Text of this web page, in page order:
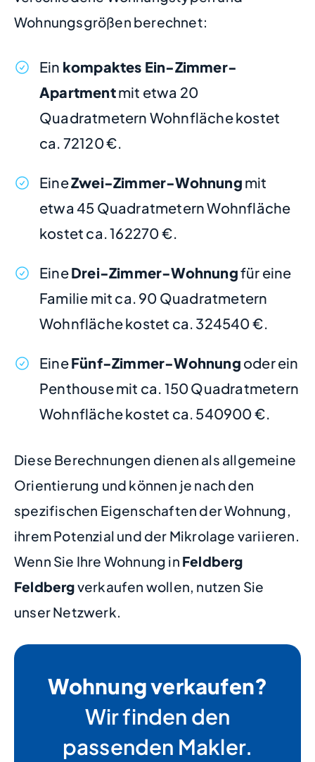
Wohnungsgrößen berechnet:
Ein kompaktes Ein-Zimmer-
Apartmentmit etwa 20
Quadratmetern Wohnfläche kostet
ca. 72120 €.
EineZwei-Zimmer-Wohnung mit
etwa 45 Quadratmetern Wohnfläche
kostet ca. 162270 €.
EineDrei-Zimmer-Wohnungfür eine
Familie mit ca. 90 Quadratmetern
Wohnfläche kostet ca. 324540 €.
EineFünf-Zimmer-Wohnung oder ein
Penthouse mit ca. 150 Quadratmetern
Wohnfläche kostet ca. 540900 €.
Diese Berechnungen dienen als allgemeine
Orientierung und können je nach den
spezifischen Eigenschaften der Wohnung,
ihrem Potenzial und der Mikrolage variieren.
Wenn Sie Ihre Wohnung in Feldberg
Feldbergverkaufen wollen, nutzen Sie
unser Netzwerk.
Wohnung verkaufen?
Wir finden den
passenden Makler.